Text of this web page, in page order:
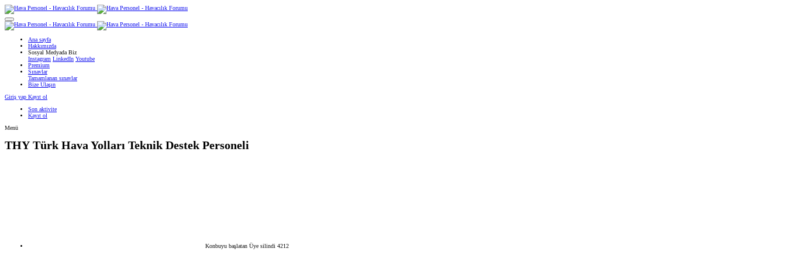
Ana sayfa
Hakkımızda
Sosyal Medyada Biz
Instagram LinkedIn Youtube
Premium
Sınavlar
Tamamlanan sınavlar
Bize Ulaşın
Giriş yap Kayıt ol
Son aktivite
Kayıt ol
Menü
THY Türk Hava Yolları Teknik Destek Personeli
Konbuyu başlatan Üye silindi 4212